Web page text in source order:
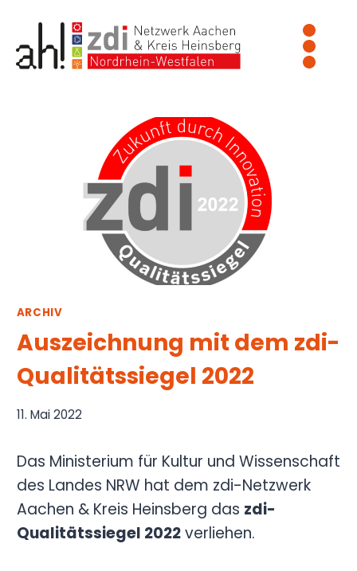
springen
ARCHIV
Auszeichnung mit dem zdi-
Qualitätssiegel 2022
11. Mai 2022
Das Ministerium für Kultur und Wissenschaft
des Landes NRW hat dem zdi-Netzwerk
Aachen & Kreis Heinsberg das zdi-
Qualitätssiegel 2022verliehen.